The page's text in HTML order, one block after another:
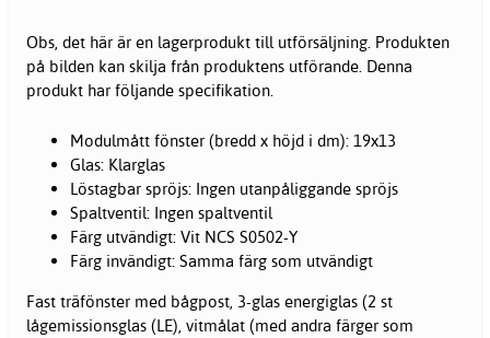
Obs, det här är en lagerprodukt till utförsäljning. Produkten
på bilden kan skilja från produktens utförande. Denna
produkt har följande specifikation.
Modulmått fönster (bredd x höjd i dm): 19x13
Glas: Klarglas
Löstagbar spröjs: Ingen utanpåliggande spröjs
Spaltventil: Ingen spaltventil
Färg utvändigt: Vit NCS S0502-Y
Färg invändigt: Samma färg som utvändigt
Fast träfönster med bågpost, 3-glas energiglas (2 st
lågemissionsglas (LE), vitmålat (med andra färger som